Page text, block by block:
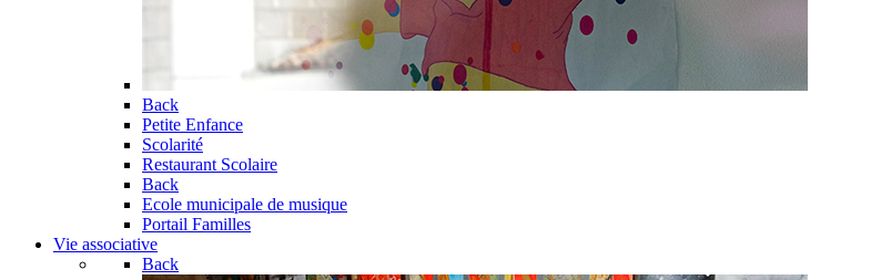
Back
Petite Enfance
Scolarité
Restaurant Scolaire
Back
Ecole municipale de musique
Portail Familles
Vie associative
Back